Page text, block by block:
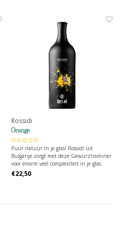
Rossidi
Orange
Puur natuur in je glas! Rossidi uit
Bulgarije zorgt met deze Gewurztraminer
voor enorm veel complexiteit in je glas.
€22,50